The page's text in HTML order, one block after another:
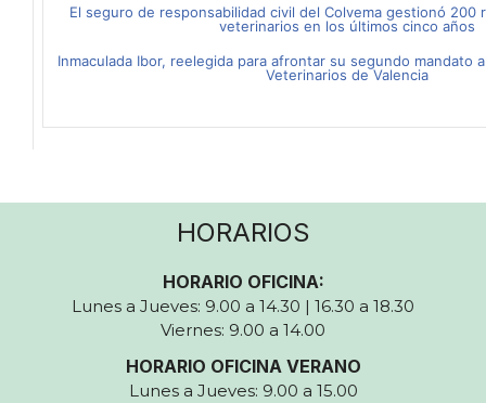
El seguro de responsabilidad civil del Colvema gestionó 200
veterinarios en los últimos cinco años
Inmaculada Ibor, reelegida para afrontar su segundo mandato
Veterinarios de Valencia
HORARIOS
HORARIO OFICINA:
Lunes a Jueves: 9.00 a 14.30 | 16.30 a 18.30
Viernes: 9.00 a 14.00
HORARIO OFICINA VERANO
Lunes a Jueves: 9.00 a 15.00